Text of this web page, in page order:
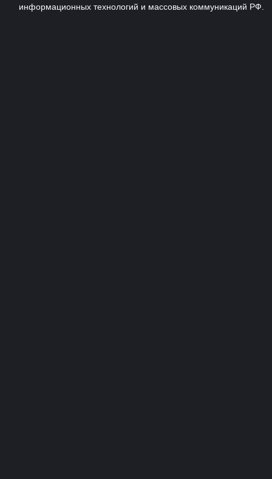
информационных технологий и массовых коммуникаций РФ.